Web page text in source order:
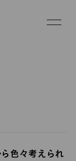
色々考えられ